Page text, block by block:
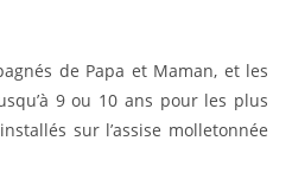
de Papa et Maman, et les
9 ou 10 ans pour les plus
sur l’assise molletonnée